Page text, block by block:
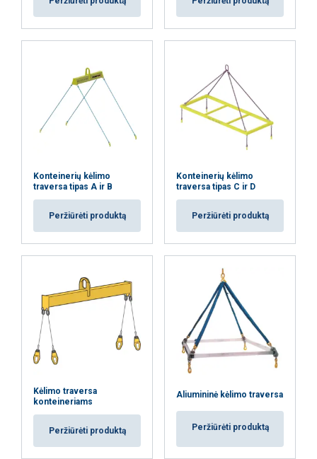
Konteinerių kėlimo
traversa tipas A ir B
Peržiūrėti produktą
Konteinerių kėlimo
traversa tipas C ir D
Peržiūrėti produktą
Kėlimo traversa
konteineriams
Peržiūrėti produktą
Aliumininė kėlimo traversa
Peržiūrėti produktą
naudojatės jų paslaugomis.
Privatumo
politika
Funkciniai Neklasifikuojami
AŠ SUTINKU
PARODYTI DETALIAU